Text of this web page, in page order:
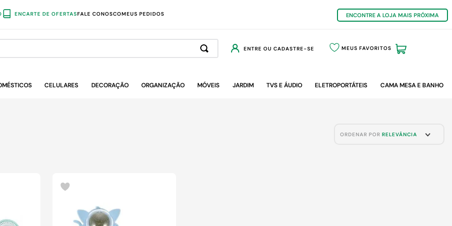
ENCARTE DE OFERTASFALE CONOSCOMEUS PEDIDOS ENCONTRE A LOJA MAIS PRÓXIMA
ENTRE OU CADASTRE-SE MEUS FAVORITOS
CELULARES DECORAÇÃO ORGANIZAÇÃO MÓVEIS JARDIM TVS E ÁUDIO ELETROPORTÁTEIS CAMA MESA E BANHO
ORDENAR POR RELEVÂNCIA